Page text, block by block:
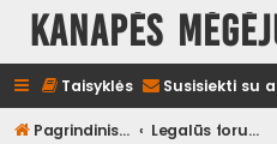
Kanapės
Taisyklės Susisiekti su
Pagrindinis diskusijų puslapis Legalūs forumai